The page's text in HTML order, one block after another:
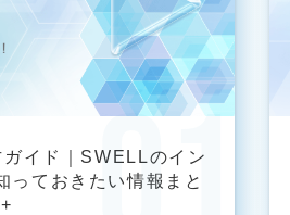
イド｜SWELLのイン
っておきたい情報まと